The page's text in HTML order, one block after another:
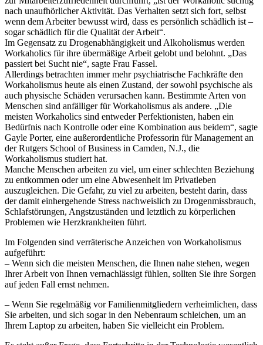
nach unaufhörlicher Aktivität. Das Verhalten setzt sich fort, selbst
wenn dem Arbeiter bewusst wird, dass es persönlich schädlich ist –
sogar schädlich für die Qualität der Arbeit“.
Im Gegensatz zu Drogenabhängigkeit und Alkoholismus werden
Workaholics für ihre übermäßige Arbeit gelobt und belohnt. „Das
passiert bei Sucht nie“, sagte Frau Fassel.
Allerdings betrachten immer mehr psychiatrische Fachkräfte den
Workaholismus heute als einen Zustand, der sowohl psychische als
auch physische Schäden verursachen kann. Bestimmte Arten von
Menschen sind anfälliger für Workaholismus als andere. „Die
meisten Workaholics sind entweder Perfektionisten, haben ein
Bedürfnis nach Kontrolle oder eine Kombination aus beidem“, sagte
Gayle Porter, eine außerordentliche Professorin für Management an
der Rutgers School of Business in Camden, N.J., die
Workaholismus studiert hat.
Manche Menschen arbeiten zu viel, um einer schlechten Beziehung
zu entkommen oder um eine Abwesenheit im Privatleben
auszugleichen. Die Gefahr, zu viel zu arbeiten, besteht darin, dass
der damit einhergehende Stress nachweislich zu Drogenmissbrauch,
Schlafstörungen, Angstzuständen und letztlich zu körperlichen
Problemen wie Herzkrankheiten führt.
Im Folgenden sind verräterische Anzeichen von Workaholismus
aufgeführt:
– Wenn sich die meisten Menschen, die Ihnen nahe stehen, wegen
Ihrer Arbeit von Ihnen vernachlässigt fühlen, sollten Sie ihre Sorgen
auf jeden Fall ernst nehmen.
– Wenn Sie regelmäßig vor Familienmitgliedern verheimlichen, dass
Sie arbeiten, und sich sogar in den Nebenraum schleichen, um an
Ihrem Laptop zu arbeiten, haben Sie vielleicht ein Problem.